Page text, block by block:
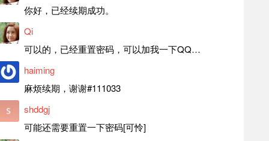
你好，已经续期成功。
Qi
可以的，已经重置密码，可以加我一下QQ，留言后我就发密码给你。
haiming
麻烦续期，谢谢#111033
shddgj
可能还需要重置一下密码[可怜]